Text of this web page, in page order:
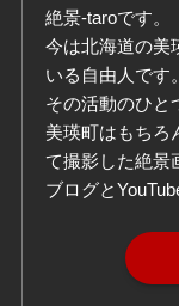
絶景-taroです。
今は北海道の美
いる自由人です。
その活動のひと
美瑛町はもちろ
て撮影した絶景
ブログと